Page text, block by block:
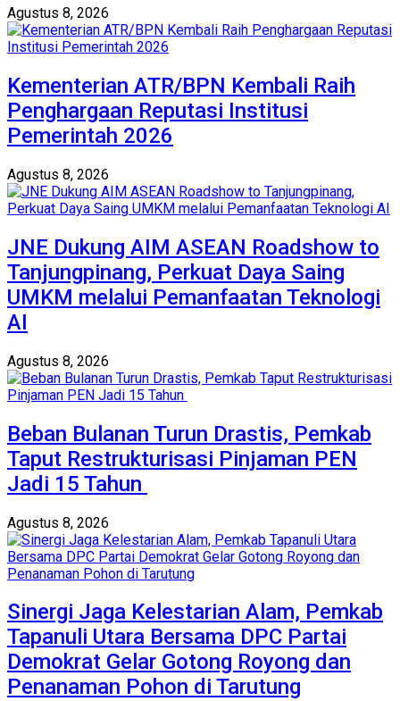
Agustus 8, 2026
Kementerian ATR/BPN Kembali Raih
Penghargaan Reputasi Institusi
Pemerintah 2026
Agustus 8, 2026
JNE Dukung AIM ASEAN Roadshow to
Tanjungpinang, Perkuat Daya Saing
UMKM melalui Pemanfaatan Teknologi
AI
Agustus 8, 2026
Beban Bulanan Turun Drastis, Pemkab
Taput Restrukturisasi Pinjaman PEN
Jadi 15 Tahun‎ ‎
Agustus 8, 2026
Sinergi Jaga Kelestarian Alam, Pemkab
Tapanuli Utara Bersama DPC Partai
Demokrat Gelar Gotong Royong dan
Penanaman Pohon di Tarutung